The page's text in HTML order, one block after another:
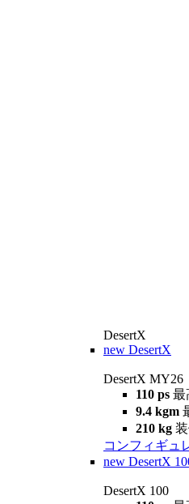
DesertX
new DesertX
DesertX MY26
110 ps 最
9.4 kgm
210 kg
コンフィギュ
new DesertX
DesertX 100